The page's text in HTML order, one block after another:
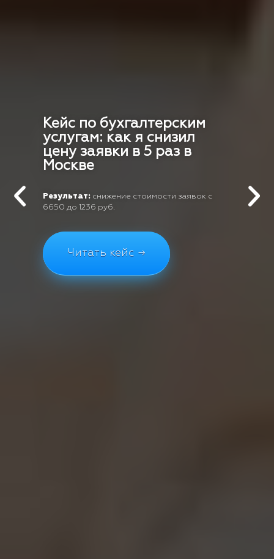
Кейс по бухгалтерским
услугам: как я снизил
цену заявки в 5 раз в
Москве
Результат: снижение стоимости заявок с
6650 до 1236 руб.
Читать кейс →